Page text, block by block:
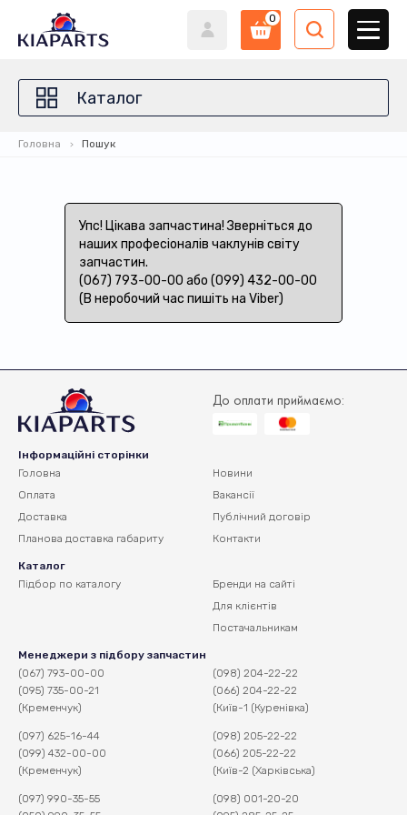
0
Каталог
Головна Пошук
Упс! Цікава запчастина! Зверніться до
наших професіоналів чаклунів світу
запчастин.
(067) 793-00-00 або (099) 432-00-00
(В неробочий час пишіть на Viber)
До оплати приймаємо:
Інформаційні сторінки
Головна
Оплата
Доставка
Планова доставка габариту
Новини
Вакансії
Публічний договір
Контакти
Каталог
Підбор по каталогу
Бренди на сайті
Для клієнтів
Постачальникам
Менеджери з підбору запчастин
(067) 793-00-00
(095) 735-00-21
(Кременчук)
(097) 625-16-44
(099) 432-00-00
(Кременчук)
(097) 990-35-55
(098) 204-22-22
(066) 204-22-22
(Київ-1 (Куренівка)
(098) 205-22-22
(066) 205-22-22
(Київ-2 (Харківська)
(098) 001-20-20